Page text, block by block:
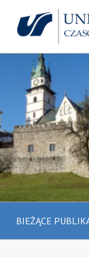
BIEŻĄCE